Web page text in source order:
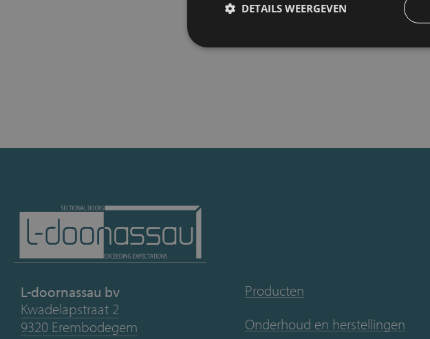
L-doornassau bv
Kwadelapstraat 2
9320 Erembodegem
Producten
Onderhoud en herstellingen
DETAILS WEERGEVEN